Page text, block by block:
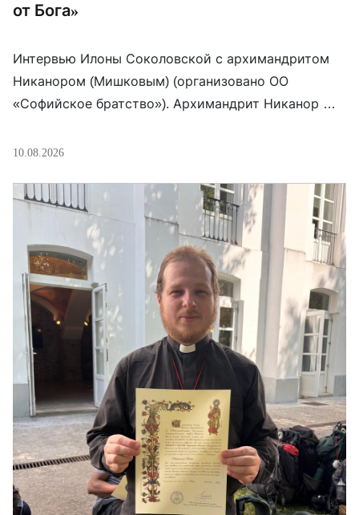
от Бога»
Интервью Илоны Соколовской с архимандритом
Никанором (Мишковым) (организовано ОО
«Софийское братство»). Архимандрит Никанор —
святых бессребреников Космы и Дамиана, клирик
поддержал Украину, оказался в центре громкого
конфликта с руководством своей Церкви и
сегодня сам предстаёт перед церковным судом. В
этой беседе речь идёт о причинах его […]
10.08.2026